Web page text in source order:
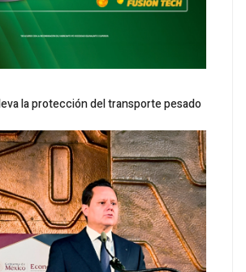
la protección del transporte pesado